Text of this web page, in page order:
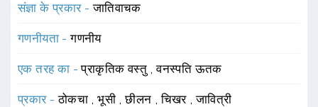
संज्ञा के प्रकार -जातिवाचक
गणनीयता -गणनीय
एक तरह का -प्राकृतिक वस्तु ,वनस्पति ऊतक
प्रकार -ठोकचा ,भूसी ,छीलन ,चिखर ,जावित्री